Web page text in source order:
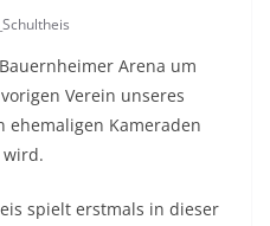
Arena um
Verein unseres
ehemaligen Kameraden
wird.
spielt erstmals in dieser